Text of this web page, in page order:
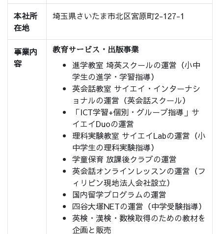
本社所
在地
埼玉県さいたま市北区宮原町2-127-1
事業内
容
教育サービス・出版事業
進学教室 埼英スクールの運営（小中
学生の進学・学習指導）
英会話教室 サイエイ・インターナシ
ョナルの運営（英会話スクール）
「ICT学習+個別・グループ指導」サ
イエイDuoの運営
理科実験教室 サイエイLabの運営（小
中学生の理科実験指導）
学童保育 放課後クラブの運営
英会話オンラインレッスンの運営（フ
ィリピン現地法人会社設立）
国内留学プログラムの運営
四谷大塚NETの運営（中学受験指導）
英検・漢検・数検取得のための教材を
企画と販売